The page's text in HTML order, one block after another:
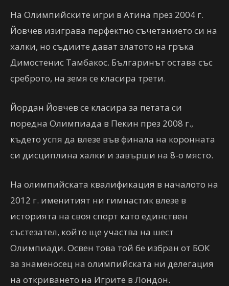
На Олимпийските игри в Атина през 2004 г.
Йовчев изиграва перфектно съчетанието си на
халки, но съдиите дават златото на гръка
Димостенис Тамбакос. Българинът остава със
среброто, на земя се класира трети.
Йордан Йовчев се класира за петата си
поредна Олимпиада в Пекин през 2008 г.,
където успя да влезе във финала на коронната
си дисциплина халки и завърши на 8-о място.
На олимпийската квалификация в началото на
2012 г. именитият ни гимнастик влезе в
историята на своя спорт като единствен
състезател, който ще участва на шест
Олимпиади. Освен това той бе избран от БОК
за знаменосец на олимпийската ни делегация
на откриването на Игрите в Лондон.